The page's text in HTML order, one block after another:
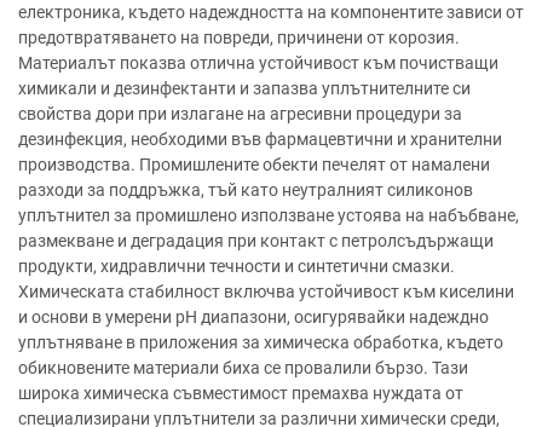
електроника, където надеждността на компонентите зависи от
предотвратяването на повреди, причинени от корозия.
Материалът показва отлична устойчивост към почистващи
химикали и дезинфектанти и запазва уплътнителните си
свойства дори при излагане на агресивни процедури за
дезинфекция, необходими във фармацевтични и хранителни
производства. Промишлените обекти печелят от намалени
разходи за поддръжка, тъй като неутралният силиконов
уплътнител за промишлено използване устоява на набъбване,
размекване и деградация при контакт с петролсъдържащи
продукти, хидравлични течности и синтетични смазки.
Химическата стабилност включва устойчивост към киселини
и основи в умерени pH диапазони, осигурявайки надеждно
уплътняване в приложения за химическа обработка, където
обикновените материали биха се провалили бързо. Тази
широка химическа съвместимост премахва нуждата от
специализирани уплътнители за различни химически среди,